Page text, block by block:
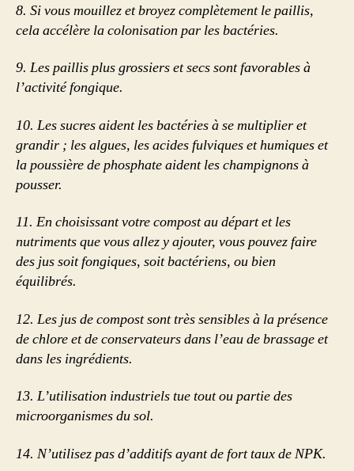
8. Si vous mouillez et broyez complètement le paillis,
cela accélère la colonisation par les bactéries.
9. Les paillis plus grossiers et secs sont favorables à
l’activité fongique.
10. Les sucres aident les bactéries à se multiplier et
grandir ; les algues, les acides fulviques et humiques et
la poussière de phosphate aident les champignons à
pousser.
11. En choisissant votre compost au départ et les
nutriments que vous allez y ajouter, vous pouvez faire
des jus soit fongiques, soit bactériens, ou bien
équilibrés.
12. Les jus de compost sont très sensibles à la présence
de chlore et de conservateurs dans l’eau de brassage et
dans les ingrédients.
13. L’utilisation industriels tue tout ou partie des
microorganismes du sol.
14. N’utilisez pas d’additifs ayant de fort taux de NPK.